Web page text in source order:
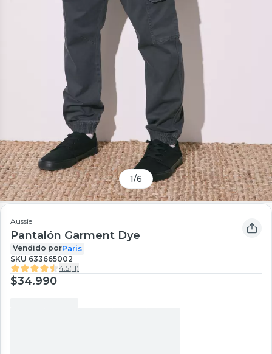
1/6
Aussie
Pantalón Garment Dye
Vendido porParis
SKU 633665002
4.5(11)
$34.990